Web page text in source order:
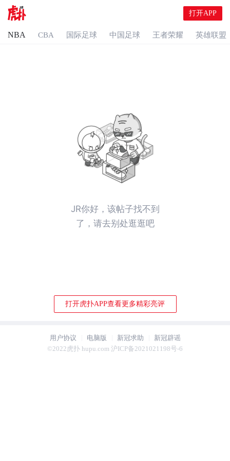
打开APP
NBA CBA 国际足球 中国足球 王者荣耀 英雄联盟
JR你好，该帖子找不到
了，请去别处逛逛吧
打开虎扑APP查看更多精彩亮评
用户协议 电脑版 新冠求助
新冠辟谣
©2022虎扑 hupu.com 沪ICP备2021021198号-6